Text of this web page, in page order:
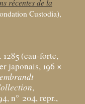
récentes de la
Custodia),
(eau-forte,
japonais, 196 ×
,
n° 204, repr.,